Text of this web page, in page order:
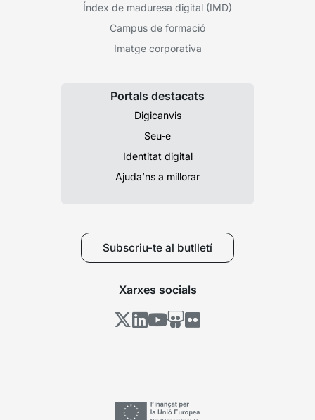
Índex de maduresa digital (IMD)
Campus de formació
Imatge corporativa
Portals destacats
Digicanvis
Seu-e
Identitat digital
Ajuda’ns a millorar
Subscriu-te al butlletí
Xarxes socials